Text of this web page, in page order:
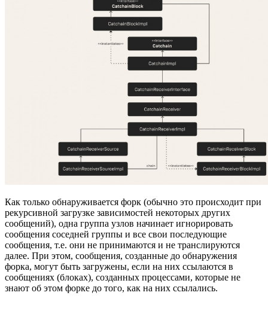
Как только обнаруживается форк (обычно это происходит при
рекурсивной загрузке зависимостей некоторых других
сообщений), одна группа узлов начинает игнорировать
сообщения соседней группы и все свои последующие
сообщения, т.е. они не принимаются и не транслируются
далее. При этом, сообщения, созданные до обнаружения
форка, могут быть загружены, если на них ссылаются в
сообщениях (блоках), созданных процессами, которые не
знают об этом форке до того, как на них ссылались.